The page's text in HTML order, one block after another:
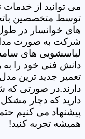
می توانید از
توسط متخصصین
های خوانسار در
شرکت به صورت
لباسشویی های
دانش فنی خود را به
تعمیر جدید ترین
دارند.در صورتی
دارید که دچار
پیشنهاد می کنیم
همیشه تجربه کنید!